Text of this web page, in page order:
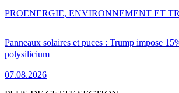
Panneaux solaires et puces : Trump impose
polysilicium
07.08.2026
PROENERGIE, ENVIRONNEMENT ET